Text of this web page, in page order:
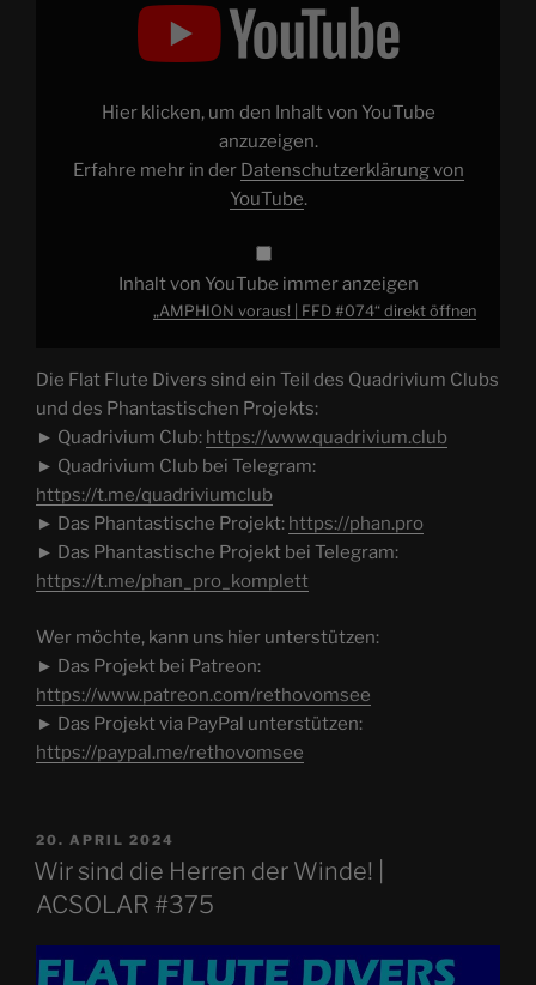
anzeigenHier klicken, um den Inhalt von YouTube
anzuzeigen.
Erfahre mehr in der Datenschutzerklärung von
YouTube.
Inhalt von YouTube immer anzeigen
„AMPHION voraus! | FFD #074“ direkt öffnen
Die Flat Flute Divers sind ein Teil des Quadrivium Clubs
und des Phantastischen Projekts:
► Quadrivium Club: https://www.quadrivium.club
► Quadrivium Club bei Telegram:
https://t.me/quadriviumclub
► Das Phantastische Projekt: https://phan.pro
► Das Phantastische Projekt bei Telegram:
https://t.me/phan_pro_komplett
Wer möchte, kann uns hier unterstützen:
► Das Projekt bei Patreon:
https://www.patreon.com/rethovomsee
► Das Projekt via PayPal unterstützen:
https://paypal.me/rethovomsee
VERÖFFENTLICHT
AM
20. APRIL 2024
Wir sind die Herren der Winde! |
ACSOLAR #375